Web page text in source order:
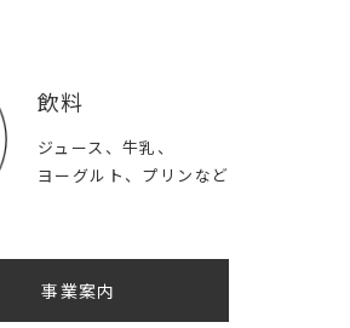
飲料
ジュース、牛乳、
ヨーグルト、プリンなど
事業案内